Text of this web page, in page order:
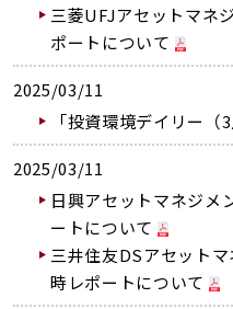
三菱UFJアセットマネ
ポートについて
2025/03/11
「投資環境デイリー（
2025/03/11
日興アセットマネジメ
ートについて
三井住友DSアセット
時レポートについて